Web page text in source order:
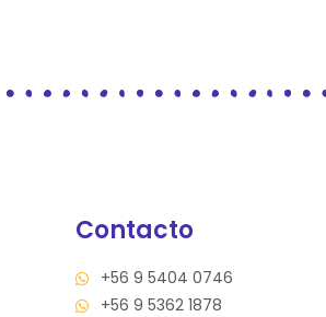
Contacto
+56 9 5404 0746
+56 9 5362 1878